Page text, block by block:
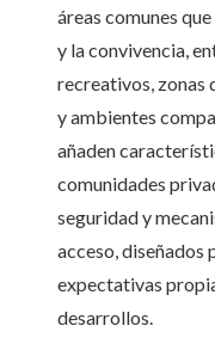
áreas comunes
y la convivencia,
recreativos, zonas
y ambientes
añaden
comunidades
seguridad y
acceso, diseñados
expectativas
desarrollos.